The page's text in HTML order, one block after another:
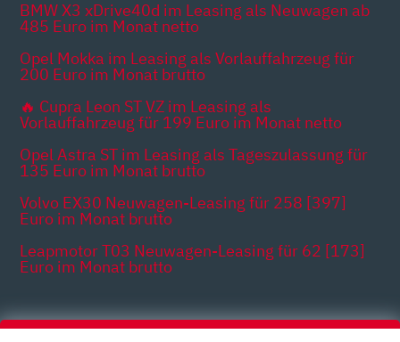
BMW X3 xDrive40d im Leasing als Neuwagen ab
485 Euro im Monat netto
Opel Mokka im Leasing als Vorlauffahrzeug für
200 Euro im Monat brutto
🔥 Cupra Leon ST VZ im Leasing als
Vorlauffahrzeug für 199 Euro im Monat netto
Opel Astra ST im Leasing als Tageszulassung für
135 Euro im Monat brutto
Volvo EX30 Neuwagen-Leasing für 258 [397]
Euro im Monat brutto
Leapmotor T03 Neuwagen-Leasing für 62 [173]
Euro im Monat brutto